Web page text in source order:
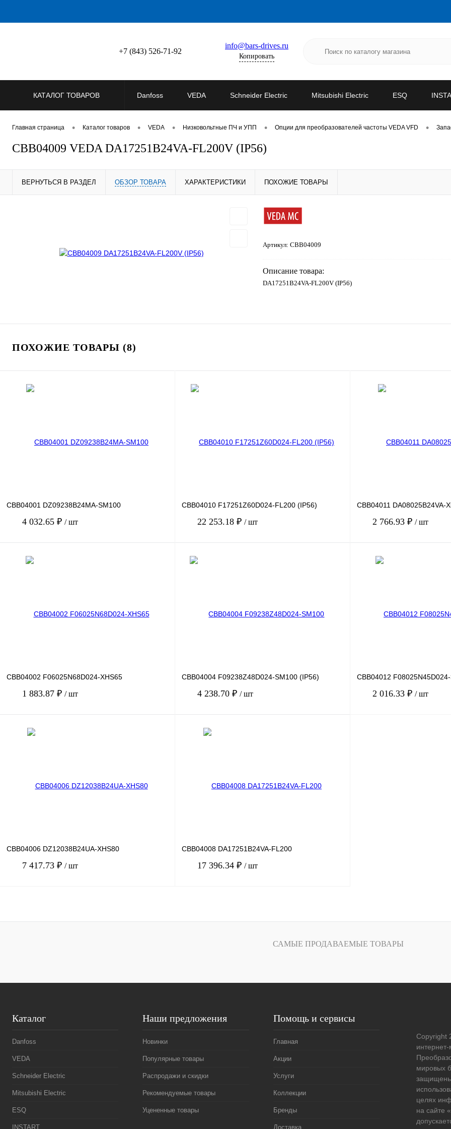
+7 (843) 526-71-92
info@bars-drives.ru
Копировать
КАТАЛОГ ТОВАРОВ Danfoss VEDA Schneider Electric Mitsubishi Electric ESQ
Главная страница • Каталог товаров • VEDA • Низковольтные ПЧ и УПП • Опции для преобразователей частоты VEDA VFD •
CBB04009 VEDA DA17251B24VA-FL200V (IP56)
ВЕРНУТЬСЯ В РАЗДЕЛ ОБЗОР ТОВАРА ХАРАКТЕРИСТИКИ ПОХОЖИЕ ТОВАРЫ
Артикул: CBB04009
Описание товара:
DA17251B24VA-FL200V (IP56)
ПОХОЖИЕ ТОВАРЫ (8)
CBB04001 DZ09238B24MA-SM100
4 032.65 ₽ / шт
CBB04010 F17251Z60D024-FL200 (IP56)
22 253.18 ₽ / шт
CBB04011 DA08025B24VA-
2 766.93 ₽ / шт
CBB04002 F06025N68D024-XHS65
1 883.87 ₽ / шт
CBB04004 F09238Z48D024-SM100 (IP56)
4 238.70 ₽ / шт
CBB04012
2 016.33 ₽ / шт
CBB04006 DZ12038B24UA-XHS80
7 417.73 ₽ / шт
CBB04008 DA17251B24VA-FL200
17 396.34 ₽ / шт
САМЫЕ ПРОДАВАЕМЫЕ ТОВАРЫ
Каталог
Danfoss
VEDA
Schneider Electric
Mitsubishi Electric
ESQ
INSTART
Наши предложения
Новинки
Популярные товары
Распродажи и скидки
Рекомендуемые товары
Уцененные товары
Помощь и сервисы
Главная
Акции
Услуги
Коллекции
Бренды
Доставка
Copyright
интернет-
мировых
целях
на сайте